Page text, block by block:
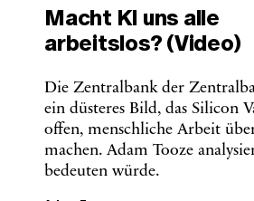
Macht KI uns alle
arbeitslos? (Video)
Die Zentralbank der
ein düsteres Bild, das Silicon
offen, menschliche Arbeit
machen. Adam Tooze
bedeuten würde.